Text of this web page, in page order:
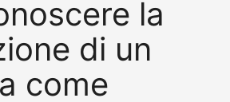
la
di un
come